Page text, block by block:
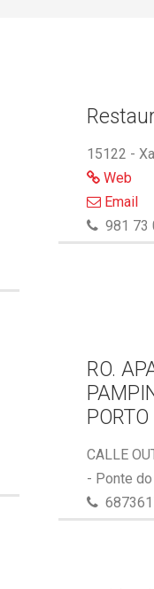
15122 -
Web
Email
981 73
RO.
PORTO
CALLE
- Ponte